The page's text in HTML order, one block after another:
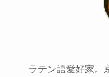
ラテン語愛好家。